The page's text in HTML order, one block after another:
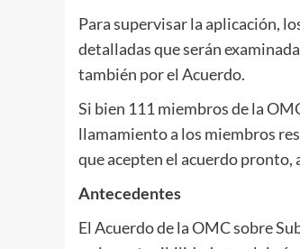
Para supervisar la aplicación,
detalladas que serán
también por el Acuerdo.
Si bien 111 miembros de la
llamamiento a los miembros
que acepten el acuerdo pronto,
Antecedentes
El Acuerdo de la OMC sobre